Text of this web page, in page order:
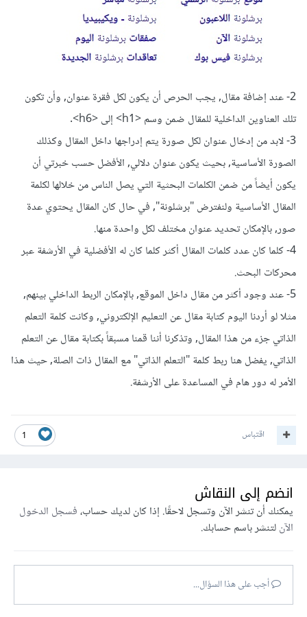
2- عند إضافة مقال, يجب الحرص أن يكون لكل فقرة عنوان, وأن تكون
تلك العناوين الداخلية للمقال ضمن وسم <h1> إلى <h6>.
3- لابد من إدخال عنوان لكل صورة يتم إدراجها داخل المقال وكذلك
الصورة الأساسية, بحيث يكون عنوان دلالي, الأفضل حسب خبرتي أن
يكون أيضاً من ضمن الكلمات البحثية التي يصل الناس من خلالها لكلمة
المقال الأساسية ولنفترض "برشلونة", في حال كان المقال يحتوي عدة
صور, بالإمكان تحديد عنوان مختلف لكل واحدة منها.
4- كلما كان عدد كلمات المقال أكثر كلما كان له الأفضلية في الأرشفة عبر
محركات البحث.
5- عند وجود أكثر من مقال داخل الموقع, بالإمكان الربط الداخلي بينهم,
مثلا لو أردنا اليوم كتابة مقال عن التعليم الإلكتروني, وكانت كلمة التعلم
الذاتي جزء من هذا المقال, وتذكرنا أننا قمنا مسبقاً بكتابة مقال عن التعلم
الذاتي, يفضل هنا ربط كلمة "التعلم الذاتي" مع المقال ذات الصلة, حيث هذا
الأمر له دور هام في المساعدة على الأرشفة.
1 اقتباس
انضم إلى النقاش
يمكنك أن تنشر الآن وتسجل لاحقًا. إذا كان لديك حساب،فسجل الدخول
الآنلتنشر باسم حسابك.
أجب على هذا السؤال...